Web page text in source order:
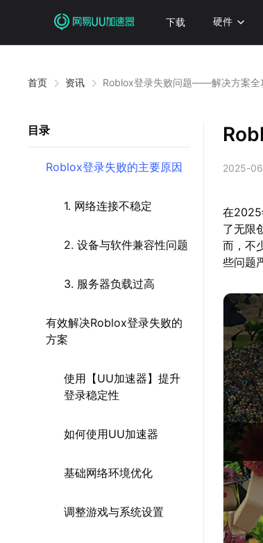
下载 硬件
首页 资讯 Roblox登录失败问题——解决方案全
目录
Roblox登录失败的主要原因
1. 网络连接不稳定
2. 设备与软件兼容性问题
3. 服务器负载过高
有效解决Roblox登录失败的
方案
使用【UU加速器】提升
登录稳定性
如何使用UU加速器
基础网络环境优化
调整游戏与系统设置
2025-
在2025
了无限
而，不
些问题